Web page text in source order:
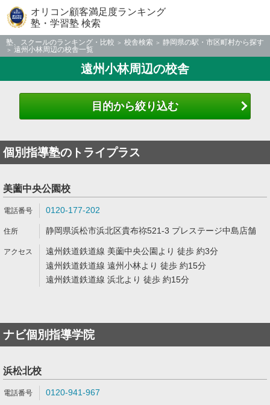
オリコン顧客満足度ランキング
塾・学習塾 検索
塾、スクールのランキング・比較 校舎検索
静岡県の駅・市区町村から探す
遠州小林周辺の校舎一覧
遠州小林周辺の校舎
目的から絞り込む
個別指導塾のトライプラス
美薗中央公園校
0120-177-202
静岡県浜松市浜北区貴布祢521-3 プレステージ中島店舗
遠州鉄道鉄道線 美薗中央公園より 徒歩 約3分
遠州鉄道鉄道線 遠州小林より 徒歩 約15分
遠州鉄道鉄道線 浜北より 徒歩 約15分
ナビ個別指導学院
浜松北校
0120-941-967